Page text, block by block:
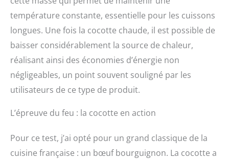
température constante, essentielle pour les cuissons
longues. Une fois la cocotte chaude, il est possible de
baisser considérablement la source de chaleur,
réalisant ainsi des économies d’énergie non
négligeables, un point souvent souligné par les
utilisateurs de ce type de produit.
L’épreuve du feu : la cocotte en action
Pour ce test, j’ai opté pour un grand classique de la
cuisine française : un bœuf bourguignon. La cocotte a